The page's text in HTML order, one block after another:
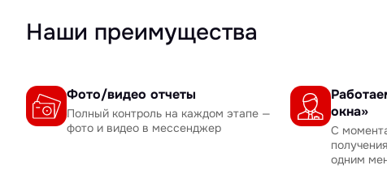
Наши преимущества
Фото/видео отчеты
Полный контроль на каждом этапе —
фото и видео в мессенджер
окна»
С
одним